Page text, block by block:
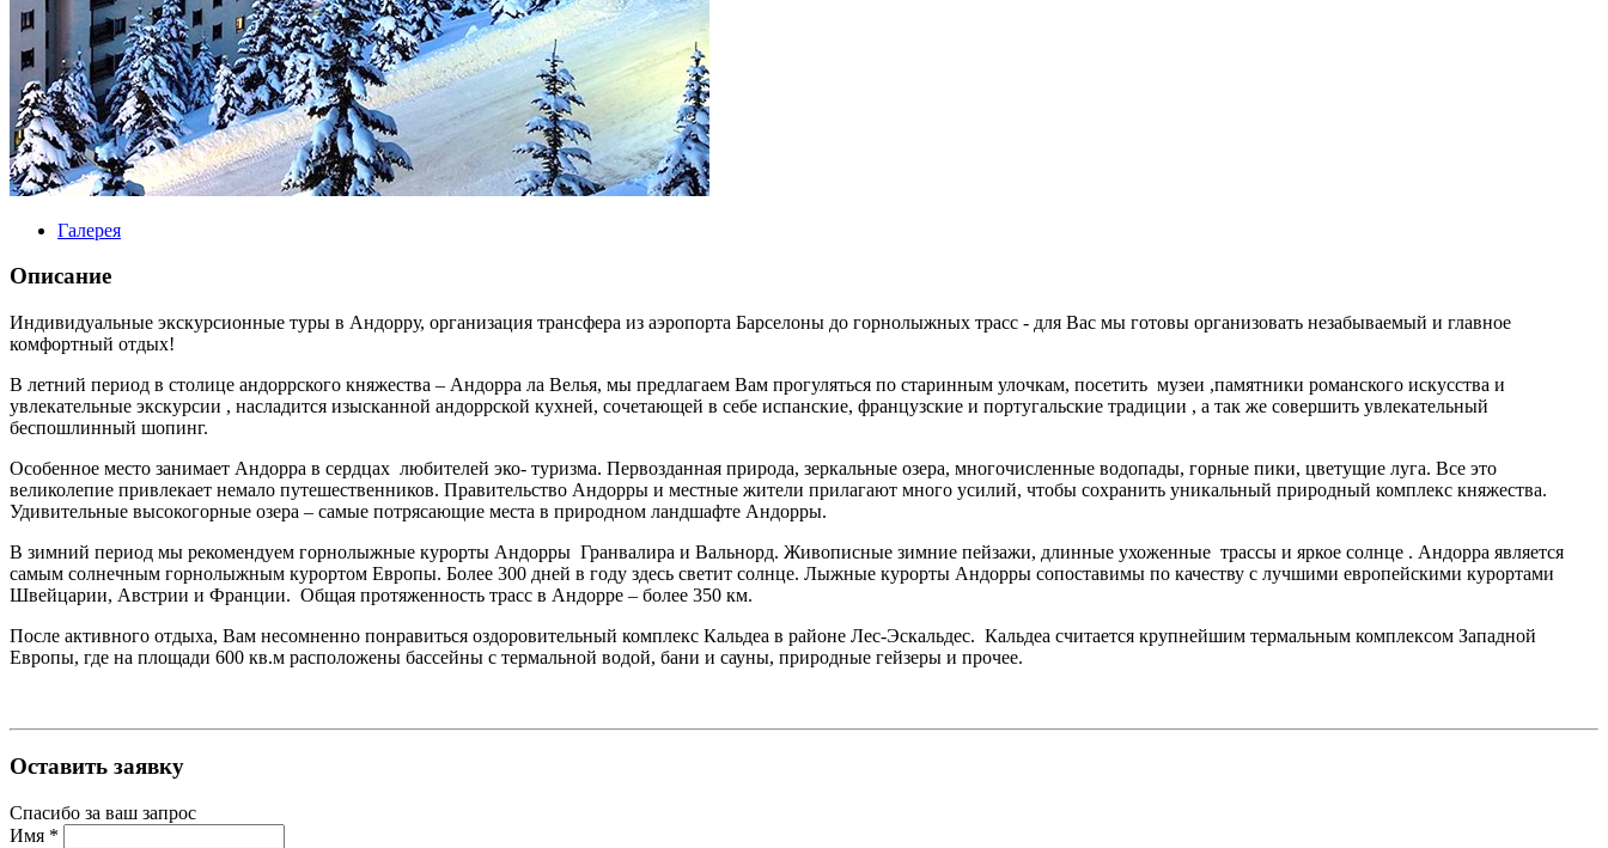
Галерея
Описание
Индивидуальные экскурсионные туры в Андорру, организация трансфера из аэропорта Барселоны до горнолыжных трасс - для Вас мы готовы организовать незабываемый и главное
комфортный отдых!
В летний период в столице андоррского княжества – Андорра ла Велья, мы предлагаем Вам прогуляться по старинным улочкам, посетить музеи ,памятники романского искусства и
увлекательные экскурсии , насладится изысканной андоррской кухней, сочетающей в себе испанские, французские и португальские традиции , а так же совершить увлекательный
беспошлинный шопинг.
Особенное место занимает Андорра в сердцах любителей эко- туризма. Первозданная природа, зеркальные озера, многочисленные водопады, горные пики, цветущие луга. Все это
великолепие привлекает немало путешественников. Правительство Андорры и местные жители прилагают много усилий, чтобы сохранить уникальный природный комплекс княжества.
Удивительные высокогорные озера – самые потрясающие места в природном ландшафте Андорры.
В зимний период мы рекомендуем горнолыжные курорты Андорры Гранвалира и Вальнорд. Живописные зимние пейзажи, длинные ухоженные трассы и яркое солнце . Андорра является
самым солнечным горнолыжным курортом Европы. Более 300 дней в году здесь светит солнце. Лыжные курорты Андорры сопоставимы по качеству с лучшими европейскими курортами
Швейцарии, Австрии и Франции. Общая протяженность трасс в Андорре – более 350 км.
После активного отдыха, Вам несомненно понравиться оздоровительный комплекс Кальдеа в районе Лес-Эскальдес. Кальдеа считается крупнейшим термальным комплексом Западной
Европы, где на площади 600 кв.м расположены бассейны с термальной водой, бани и сауны, природные гейзеры и прочее.
Оставить заявку
Спасибо за ваш запрос
Имя *